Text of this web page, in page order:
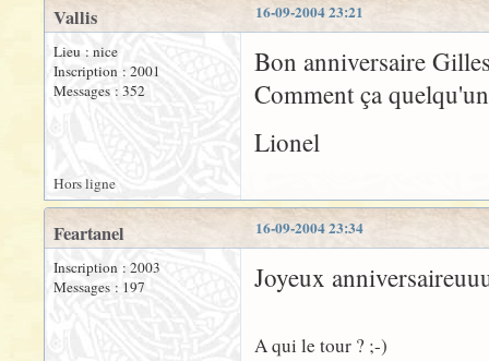
16-09-2004 23:21
Vallis
Lieu : nice
Inscription : 2001
Messages : 352
Bon anniversaire
Comment ça
Lionel
Hors ligne
16-09-2004 23:34
Feartanel
Inscription : 2003
Messages : 197
Joyeux
A qui le tour ? ;-)